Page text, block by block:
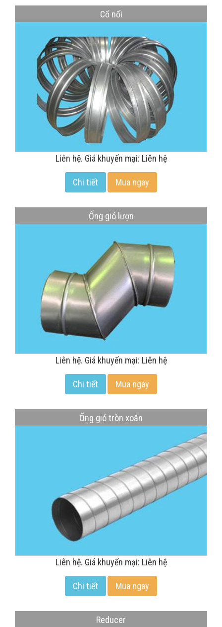
Cổ nối
Liên hệ. Giá khuyến mại: Liên hệ
Chi tiết Mua ngay
Ống gió lượn
Liên hệ. Giá khuyến mại: Liên hệ
Chi tiết Mua ngay
Ống gió tròn xoắn
Liên hệ. Giá khuyến mại: Liên hệ
Chi tiết Mua ngay
Reducer